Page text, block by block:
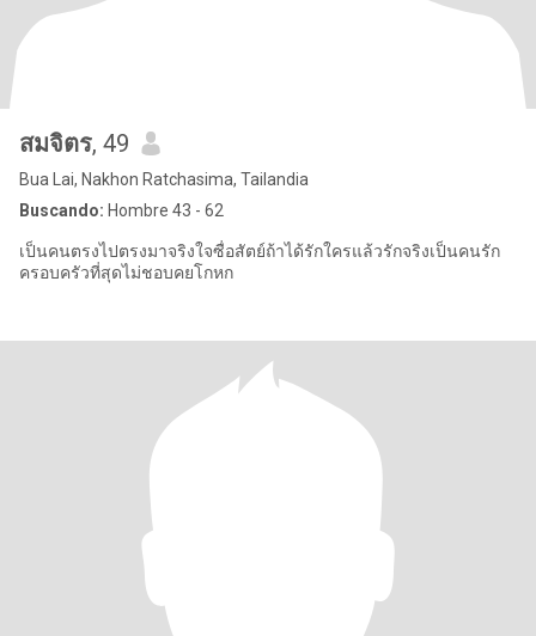
สมจิตร, 49
Bua Lai, Nakhon Ratchasima, Tailandia
Buscando: Hombre 43 - 62
เป็นคนตรงไปตรงมาจริงใจซื่อสัตย์ถ้าได้รักใครแล้วรักจริงเป็นคนรัก
ครอบครัวที่สุดไม่ชอบคยโกหก